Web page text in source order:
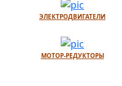
ЭЛЕКТРОДВИГАТЕЛИ
МОТОР-РЕДУКТОРЫ